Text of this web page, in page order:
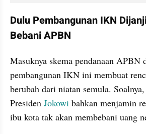
Dulu Pembangunan IKN
Bebani APBN
Masuknya skema pendanaan APBN
pembangunan IKN ini membuat
berubah dari niatan semula.
Presiden Jokowi bahkan menjamin
ibu kota tak akan membebani uang